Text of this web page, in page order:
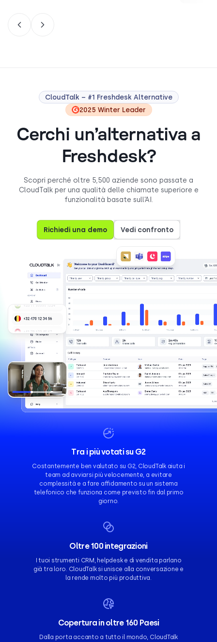
CloudTalk – #1 Freshdesk Alternative
2025 Winter Leader
Cerchi un’alternativa a
Freshdesk?
Scopri perché oltre 5,500 aziende sono passate a
CloudTalk per una qualità delle chiamate superiore e
funzionalità basate sull’AI.
Richiedi una demo Vedi confronto
Tra i più votati su G2
Costantemente ben valutato su G2, CloudTalk aiuta i
team ad avviarsi più velocemente, a evitare
complessità e a fare affidamento su un sistema
telefonico che funziona come previsto fin dal primo
giorno.
Oltre 100 integrazioni
I tuoi strumenti CRM, helpdesk e di vendita parlano
già tra loro. CloudTalk si unisce alla conversazione e
la rende molto più produttiva.
Copertura in oltre 160 Paesi
Dalla porta accanto a tutto il mondo, CloudTalk